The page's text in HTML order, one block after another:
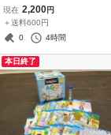
ット BOSCH ボッシュPR
OPORTION BODY DRES
SING プロポーションボデ
ルト【千円市場】
現在 2,200円
＋送料600円
0
4時間
本日終了